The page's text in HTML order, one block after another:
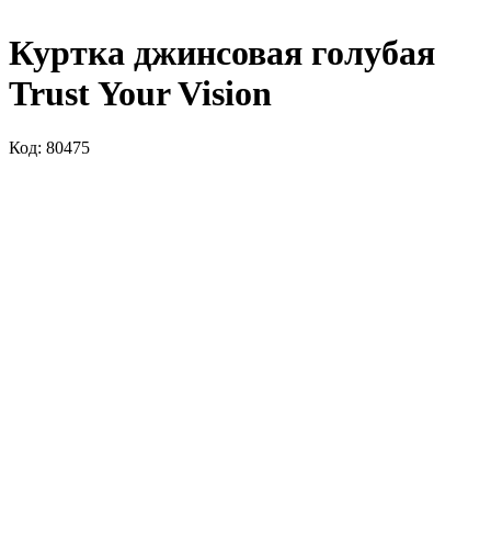
Куртка джинсовая голубая
Trust Your Vision
Код: 80475